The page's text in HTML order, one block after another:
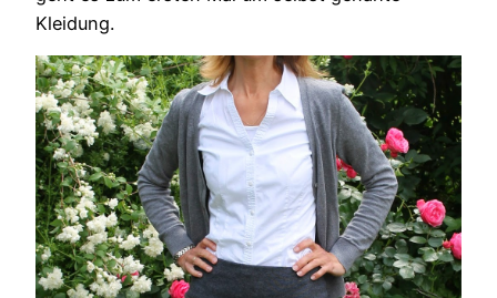
Kleidung.